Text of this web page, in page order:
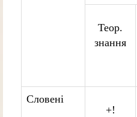
Теор.
знання
Словені
+!